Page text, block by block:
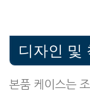
디자인 및
본품 케이스는